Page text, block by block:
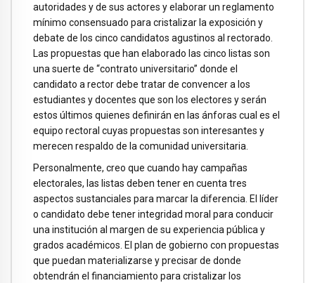
autoridades y de sus actores y elaborar un reglamento
mínimo consensuado para cristalizar la exposición y
debate de los cinco candidatos agustinos al rectorado.
Las propuestas que han elaborado las cinco listas son
una suerte de “contrato universitario” donde el
candidato a rector debe tratar de convencer a los
estudiantes y docentes que son los electores y serán
estos últimos quienes definirán en las ánforas cual es el
equipo rectoral cuyas propuestas son interesantes y
merecen respaldo de la comunidad universitaria.
Personalmente, creo que cuando hay campañas
electorales, las listas deben tener en cuenta tres
aspectos sustanciales para marcar la diferencia. El líder
o candidato debe tener integridad moral para conducir
una institución al margen de su experiencia pública y
grados académicos. El plan de gobierno con propuestas
que puedan materializarse y precisar de donde
obtendrán el financiamiento para cristalizar los